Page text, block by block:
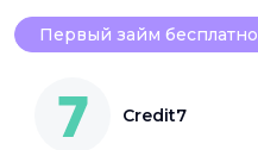
Первый займ бесплатно
Credit7